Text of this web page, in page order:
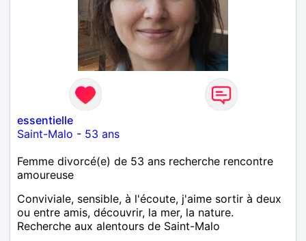
essentielle
Saint-Malo - 53 ans
Femme divorcé(e) de 53 ans recherche rencontre
amoureuse
Conviviale, sensible, à l'écoute, j'aime sortir à deux
ou entre amis, découvrir, la mer, la nature.
Recherche aux alentours de Saint-Malo